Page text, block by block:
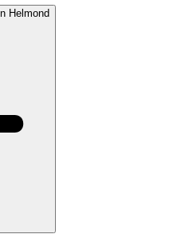
Helmond